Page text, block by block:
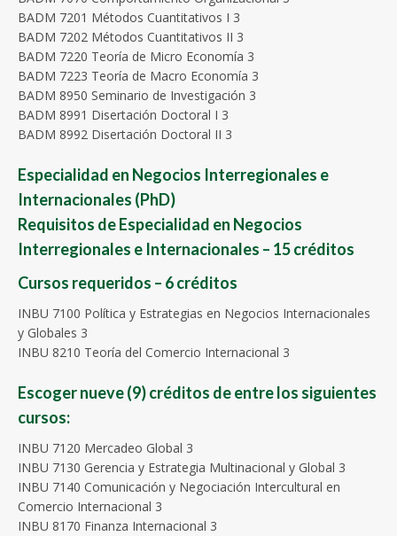
BADM 7201 Métodos Cuantitativos I 3
BADM 7202 Métodos Cuantitativos II 3
BADM 7220 Teoría de Micro Economía 3
BADM 7223 Teoría de Macro Economía 3
BADM 8950 Seminario de Investigación 3
BADM 8991 Disertación Doctoral I 3
BADM 8992 Disertación Doctoral II 3
Especialidad en Negocios Interregionales e
Internacionales (PhD)
Requisitos de Especialidad en Negocios
Interregionales e Internacionales – 15 créditos
Cursos requeridos – 6 créditos
INBU 7100 Política y Estrategias en Negocios Internacionales
y Globales 3
INBU 8210 Teoría del Comercio Internacional 3
Escoger nueve (9) créditos de entre los siguientes
cursos:
INBU 7120 Mercadeo Global 3
INBU 7130 Gerencia y Estrategia Multinacional y Global 3
INBU 7140 Comunicación y Negociación Intercultural en
Comercio Internacional 3
INBU 8170 Finanza Internacional 3